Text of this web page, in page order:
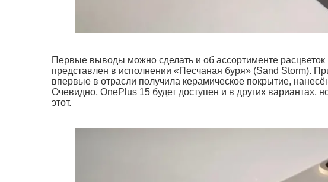
Первые выводы можно сделать и об ассортименте
представлен в исполнении «Песчаная буря» (Sand Storm).
впервые в отрасли получила керамическое покрытие,
Очевидно, OnePlus 15 будет доступен и в других вариантах,
этот.